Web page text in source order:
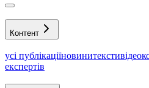
Контент
усі публікаціїновинитекстивідео
експертів